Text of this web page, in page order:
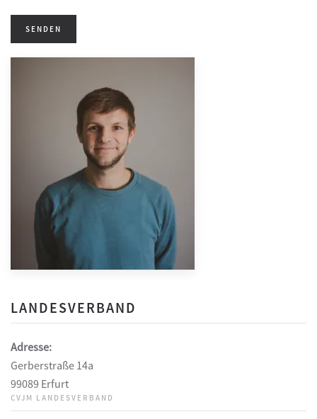
SENDEN
LANDESVERBAND
Adresse:
Gerberstraße 14a
99089 Erfurt
CVJM LANDESVERBAND